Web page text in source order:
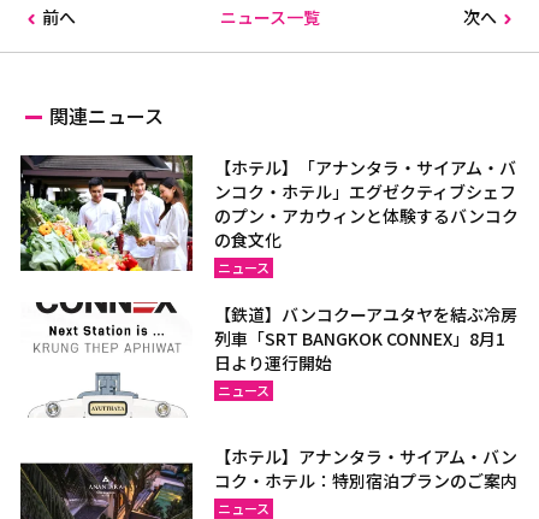
前へ ニュース一覧 次へ
関連ニュース
【ホテル】「アナンタラ・サイアム・バ
ンコク・ホテル」エグゼクティブシェフ
のプン・アカウィンと体験するバンコク
の食文化
ニュース
【鉄道】バンコクーアユタヤを結ぶ冷房
列車「SRT BANGKOK CONNEX」8月1
日より運行開始
ニュース
【ホテル】アナンタラ・サイアム・バン
コク・ホテル：特別宿泊プランのご案内
ニュース